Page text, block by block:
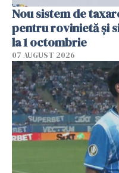
Nou sistem de
pentru rovinietă şi
la 1 octombrie
07 AUGUST 2026